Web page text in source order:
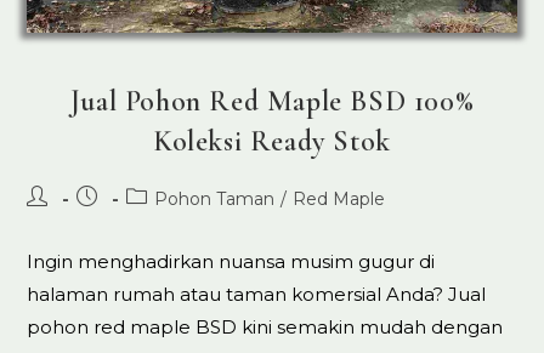
Jual Pohon Red Maple BSD 100%
Koleksi Ready Stok
Post Post PostPohon Taman / Red Maple
Ingin menghadirkan nuansa musim gugur di
halaman rumah atau taman komersial Anda? Jual
pohon red maple BSD kini semakin mudah dengan